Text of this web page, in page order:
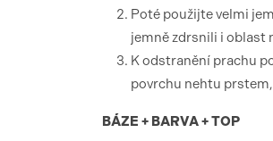
Poté použijte velmi
jemně zdrsnili i oblast
K odstranění prachu
povrchu nehtu
BÁZE + BARVA + TOP